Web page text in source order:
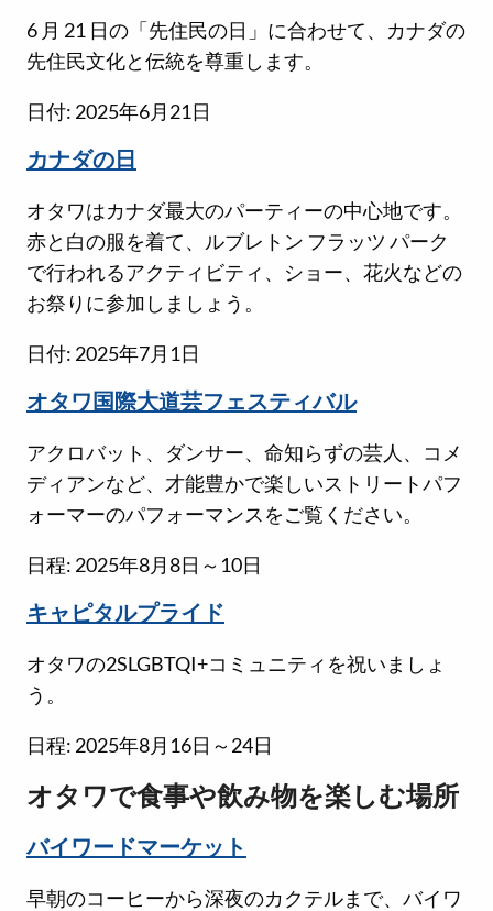
6 月 21 日の「先住民の日」に合わせて、カナダの
先住民文化と伝統を尊重します。
日付: 2025年6月21日
カナダの日
オタワはカナダ最大のパーティーの中心地です。
赤と白の服を着て、ルブレトン フラッツ パーク
で行われるアクティビティ、ショー、花火などの
お祭りに参加しましょう。
日付: 2025年7月1日
オタワ国際大道芸フェスティバル
アクロバット、ダンサー、命知らずの芸人、コメ
ディアンなど、才能豊かで楽しいストリートパフ
ォーマーのパフォーマンスをご覧ください。
日程: 2025年8月8日～10日
キャピタルプライド
オタワの2SLGBTQI+コミュニティを祝いましょ
う。
日程: 2025年8月16日～24日
オタワで食事や飲み物を楽しむ場所
バイワードマーケット
早朝のコーヒーから深夜のカクテルまで、バイワ